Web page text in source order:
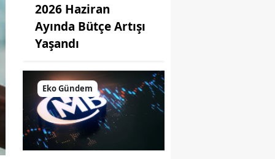
2026 Haziran
Ayında Bütçe Artışı
Yaşandı
Eko Gündem